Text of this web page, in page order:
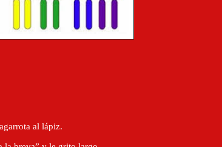
al lápiz.